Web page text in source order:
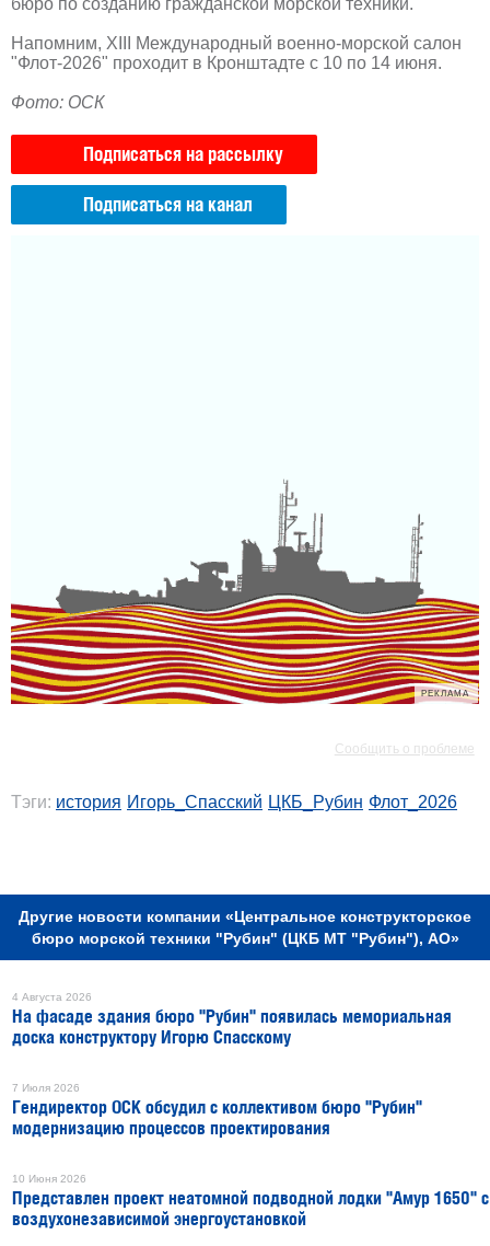
Напомним, XIII Международный военно-морской салон
"Флот-2026" проходит в Кронштадте с 10 по 14 июня.
Фото: ОСК
Подписаться на рассылку
Подписаться на канал
РЕКЛАМА
Сообщить о проблеме
Тэги: история Игорь_Спасский ЦКБ_Рубин Флот_2026
Другие новости компании «Центральное конструкторское
бюро морской техники "Рубин" (ЦКБ МТ "Рубин"), АО»
4 Августа 2026
На фасаде здания бюро "Рубин" появилась мемориальная
доска конструктору Игорю Спасскому
7 Июля 2026
Гендиректор ОСК обсудил с коллективом бюро "Рубин"
модернизацию процессов проектирования
10 Июня 2026
Представлен проект неатомной подводной лодки "Амур 1650" с
воздухонезависимой энергоустановкой